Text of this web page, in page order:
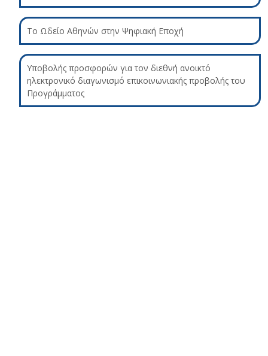
Το Ωδείο Αθηνών στην Ψηφιακή Εποχή
Υποβολής προσφορών για τον διεθνή ανοικτό
ηλεκτρονικό διαγωνισμό επικοινωνιακής προβολής του
Προγράμματος